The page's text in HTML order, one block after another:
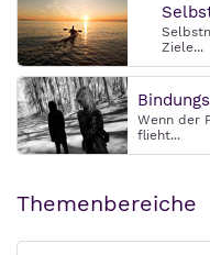
Ziele...
Wenn der
flieht...
Themenbereiche